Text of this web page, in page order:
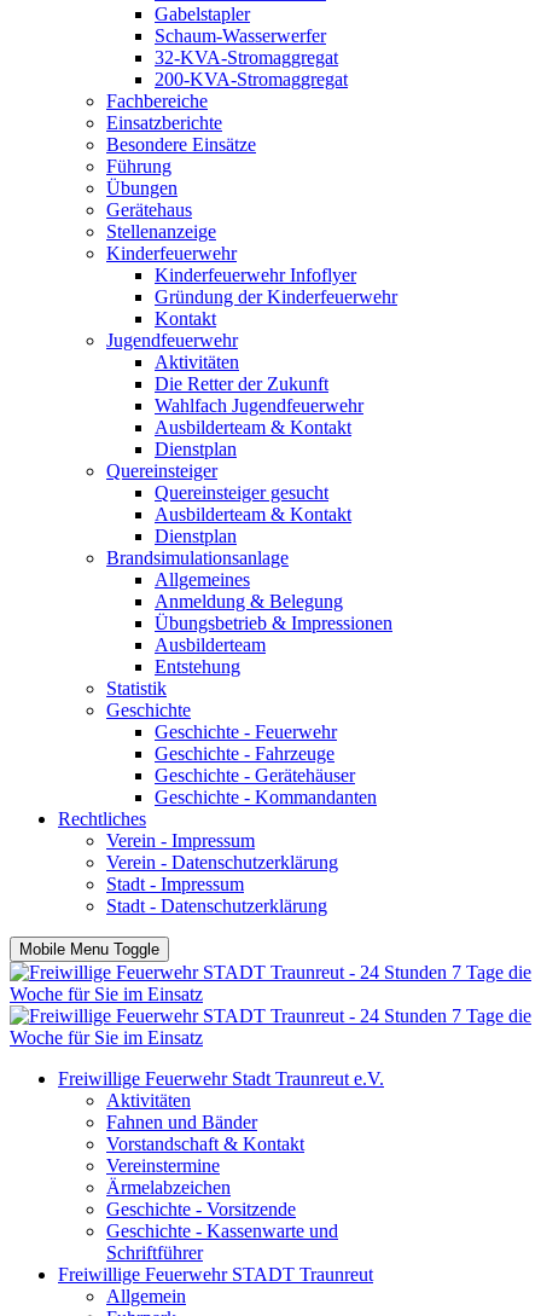
Gabelstapler
Schaum-Wasserwerfer
32-KVA-Stromaggregat
200-KVA-Stromaggregat
Fachbereiche
Einsatzberichte
Besondere Einsätze
Führung
Übungen
Gerätehaus
Stellenanzeige
Kinderfeuerwehr
Kinderfeuerwehr Infoflyer
Gründung der Kinderfeuerwehr
Kontakt
Jugendfeuerwehr
Aktivitäten
Die Retter der Zukunft
Wahlfach Jugendfeuerwehr
Ausbilderteam & Kontakt
Dienstplan
Quereinsteiger
Quereinsteiger gesucht
Ausbilderteam & Kontakt
Dienstplan
Brandsimulationsanlage
Allgemeines
Anmeldung & Belegung
Übungsbetrieb & Impressionen
Ausbilderteam
Entstehung
Statistik
Geschichte
Geschichte - Feuerwehr
Geschichte - Fahrzeuge
Geschichte - Gerätehäuser
Geschichte - Kommandanten
Rechtliches
Verein - Impressum
Verein - Datenschutzerklärung
Stadt - Impressum
Stadt - Datenschutzerklärung
Mobile Menu Toggle
Freiwillige Feuerwehr Stadt Traunreut e.V.
Aktivitäten
Fahnen und Bänder
Vorstandschaft & Kontakt
Vereinstermine
Ärmelabzeichen
Geschichte - Vorsitzende
Geschichte - Kassenwarte und
Schriftführer
Freiwillige Feuerwehr STADT Traunreut
Allgemein